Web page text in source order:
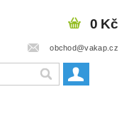
obchod@vakap.cz
0 Kč